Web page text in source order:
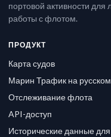
портовой активности для
работы с флотом.
ПРОДУКТ
Карта судов
Марин Трафик на русском
Отслеживание флота
API-доступ
Исторические данные